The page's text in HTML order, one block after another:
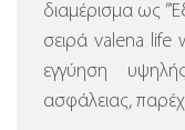
διαμέρισμα ως
σειρά valena
εγγύηση
ασφάλειας,